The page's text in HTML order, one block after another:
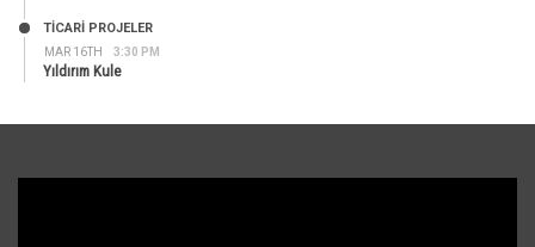
MAR 16TH 3:30 PM
TİCARİ PROJELER
Yıldırım Kule